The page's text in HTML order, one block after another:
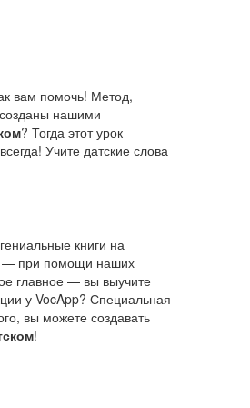
вам помочь! Метод,
нашими
? Тогда этот урок
Учите датские слова
книги на
— при помощи наших
главное — вы выучите
у VocApp? Специальная
вы можете создавать
!